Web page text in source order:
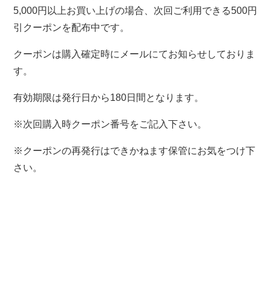
5,000円以上お買い上げの場合、次回ご利用できる500円
引クーポンを配布中です。
クーポンは購入確定時にメールにてお知らせしておりま
す。
有効期限は発行日から180日間となります。
※次回購入時クーポン番号をご記入下さい。
※クーポンの再発行はできかねます保管にお気をつけ下
さい。